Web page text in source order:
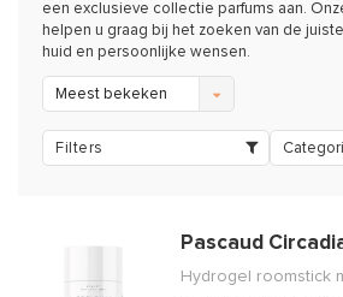
een exclusieve collectie parfums aan.
helpen u graag bij het zoeken van de
huid en persoonlijke wensen.
Meest bekeken
Filters
Pascaud
Hydrogel roomstick